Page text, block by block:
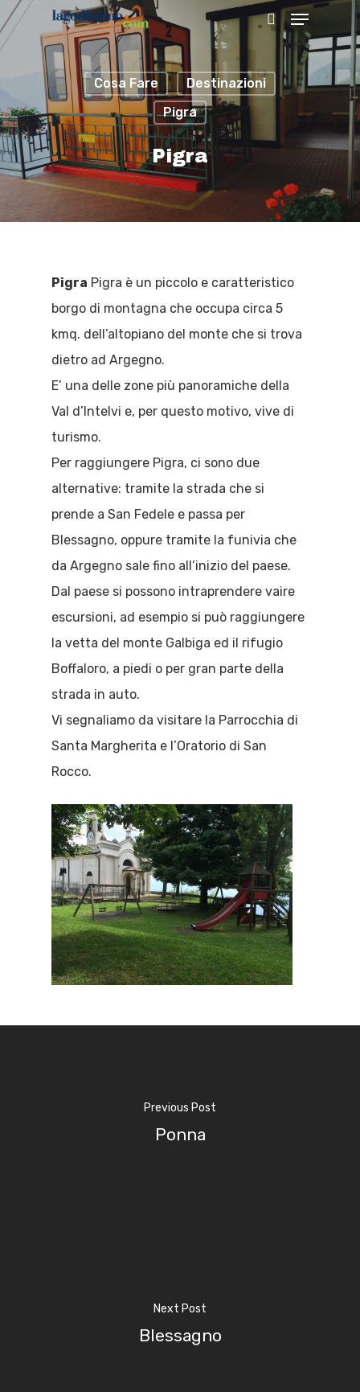
Hit enter to search or ESC to close
Cosa Fare
Destinazioni
Pigra
Pigra
Pigra Pigra è un piccolo e caratteristico
borgo di montagna che occupa circa 5
kmq. dell’altopiano del monte che si trova
dietro ad Argegno.
E’ una delle zone più panoramiche della
Val d’Intelvi e, per questo motivo, vive di
turismo.
Per raggiungere Pigra, ci sono due
alternative: tramite la strada che si
prende a San Fedele e passa per
Blessagno, oppure tramite la funivia che
da Argegno sale fino all’inizio del paese.
Dal paese si possono intraprendere vaire
escursioni, ad esempio si può raggiungere
la vetta del monte Galbiga ed il rifugio
Boffaloro, a piedi o per gran parte della
strada in auto.
Vi segnaliamo da visitare la Parrocchia di
Santa Margherita e l’Oratorio di San
Rocco.
Previous Post
Ponna
Next Post
Blessagno